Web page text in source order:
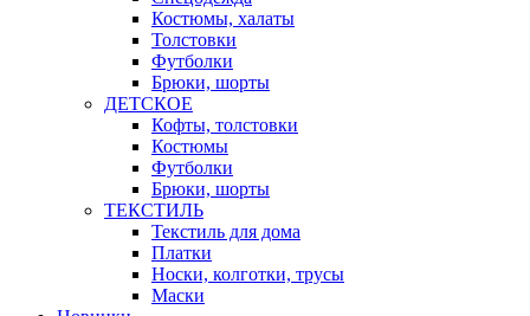
Костюмы, халаты
Толстовки
Футболки
Брюки, шорты
ДЕТСКОЕ
Кофты, толстовки
Костюмы
Футболки
Брюки, шорты
ТЕКСТИЛЬ
Текстиль для дома
Платки
Носки, колготки, трусы
Маски